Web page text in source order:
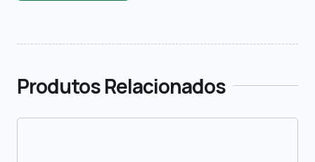
Produtos Relacionados